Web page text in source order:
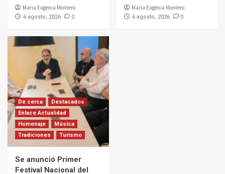
Maria Eugenia Montero
6 agosto, 2026 0
Maria Eugenia Montero
6 agosto, 2026 0
De cerca
Destacados
Enlace Actualidad
Homenaje
Música
Tradiciones
Turismo
Se anunció Primer
Festival Nacional del